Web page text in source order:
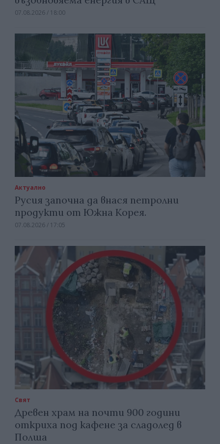
07.08.2026 / 18:00
Актуално
Русия започна да внася петролни
продукти от Южна Корея.
07.08.2026 / 17:05
Свят
Древен храм на почти 900 години
откриха под кафене за сладолед в
Полша